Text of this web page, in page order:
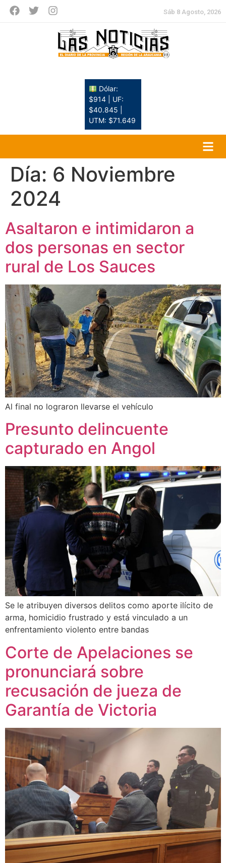
Sáb 8 Agosto, 2026
Dólar:
$914 | UF:
$40.845 |
UTM: $71.649
Día: 6 Noviembre
2024
Asaltaron e intimidaron a
dos personas en sector
rural de Los Sauces
Al final no lograron llevarse el vehículo
Presunto delincuente
capturado en Angol
Se le atribuyen diversos delitos como aporte ilícito de
arma, homicidio frustrado y está vinculado a un
enfrentamiento violento entre bandas
Corte de Apelaciones se
pronunciará sobre
recusación de jueza de
Garantía de Victoria